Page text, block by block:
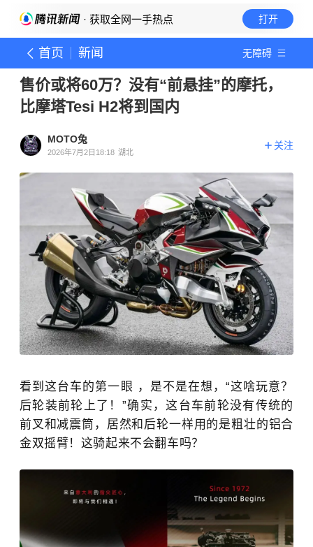
· 获取全网一手热点 打开
首页 新闻 无障碍
售价或将60万？没有“前悬挂”的摩托，
比摩塔Tesi H2将到国内
MOTO兔
2026年7月2日18:18 湖北
关注
看到这台车的第一眼 ，是不是在想，“这啥玩意？
后轮装前轮上了！”确实，这台车前轮没有传统的
前叉和减震筒，居然和后轮一样用的是粗壮的铝合
金双摇臂！这骑起来不会翻车吗？